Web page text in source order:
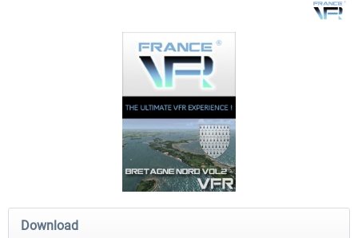
Mega Airport Frankfurt V2.0 Mega Airport Berlin
Download